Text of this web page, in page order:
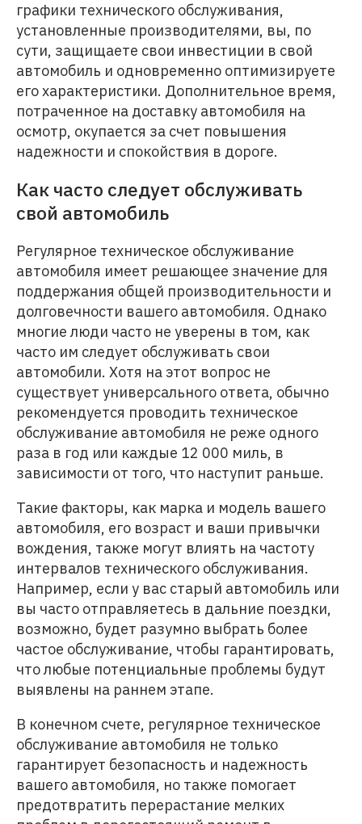
графики технического обслуживания,
установленные производителями, вы, по
сути, защищаете свои инвестиции в свой
автомобиль и одновременно оптимизируете
его характеристики. Дополнительное время,
потраченное на доставку автомобиля на
осмотр, окупается за счет повышения
надежности и спокойствия в дороге.
Как часто следует обслуживать
свой автомобиль
Регулярное техническое обслуживание
автомобиля имеет решающее значение для
поддержания общей производительности и
долговечности вашего автомобиля. Однако
многие люди часто не уверены в том, как
часто им следует обслуживать свои
автомобили. Хотя на этот вопрос не
существует универсального ответа, обычно
рекомендуется проводить техническое
обслуживание автомобиля не реже одного
раза в год или каждые 12 000 миль, в
зависимости от того, что наступит раньше.
Такие факторы, как марка и модель вашего
автомобиля, его возраст и ваши привычки
вождения, также могут влиять на частоту
интервалов технического обслуживания.
Например, если у вас старый автомобиль или
вы часто отправляетесь в дальние поездки,
возможно, будет разумно выбрать более
частое обслуживание, чтобы гарантировать,
что любые потенциальные проблемы будут
выявлены на раннем этапе.
В конечном счете, регулярное техническое
обслуживание автомобиля не только
гарантирует безопасность и надежность
вашего автомобиля, но также помогает
предотвратить перерастание мелких